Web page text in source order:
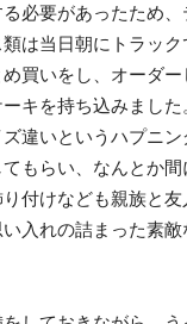
必要があったため
は当日朝にトラック
買いをし、オーダ
キを持ち込みまし
違いというハプニ
もらい、なんとか
付けなども親族と
入れの詰まった素敵